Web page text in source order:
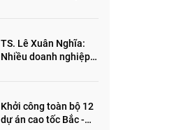
TS. Lê Xuân Nghĩa:
Nhiều doanh nghiệp
Khởi công toàn bộ 12
dự án cao tốc Bắc -